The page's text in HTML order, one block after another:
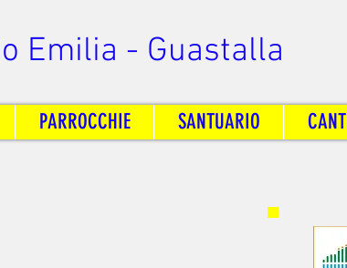
Emilia - Guastalla
PARROCCHIE SANTUARIO CANTI